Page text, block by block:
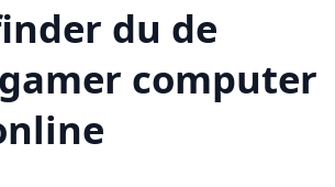
du de
computer